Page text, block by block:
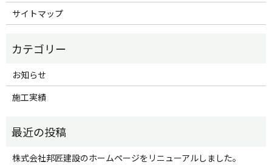
サイトマップ
お知らせ
施工実績
株式会社邦匠建設のホームページをリニューアルしました。